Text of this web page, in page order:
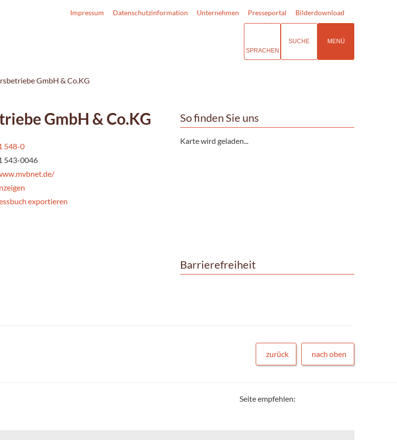
Impressum Datenschutzinformation Unternehmen Presseportal Bilderdownload
SPRACHEN
SUCHE MENÜ
GmbH & Co.KG
GmbH & Co.KG
548-0
543-0046
exportieren
So finden Sie uns
Karte wird geladen...
Barrierefreiheit
zurück nach oben
Seite empfehlen: